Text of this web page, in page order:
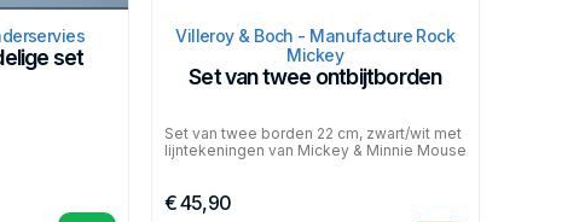
set
Villeroy & Boch - Manufacture Rock
Mickey
Set van twee ontbijtborden
Set van twee borden 22 cm, zwart/wit met
lijntekeningen van Mickey & Minnie Mouse
€ 45,90